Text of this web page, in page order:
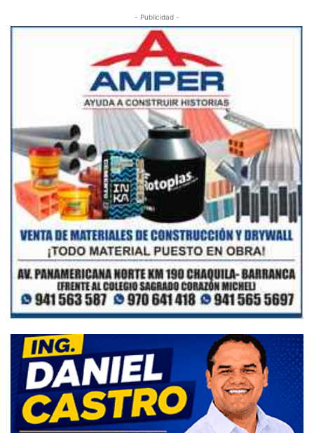
- Publicidad -